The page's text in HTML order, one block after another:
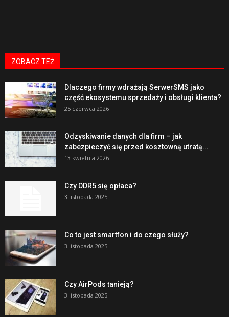
ZOBACZ TEŻ
Dlaczego firmy wdrażają SerwerSMS jako
część ekosystemu sprzedaży i obsługi klienta?
25 czerwca 2026
Odzyskiwanie danych dla firm – jak
zabezpieczyć się przed kosztowną utratą...
13 kwietnia 2026
Czy DDR5 się opłaca?
3 listopada 2025
Co to jest smartfon i do czego służy?
3 listopada 2025
Czy AirPods tanieją?
3 listopada 2025